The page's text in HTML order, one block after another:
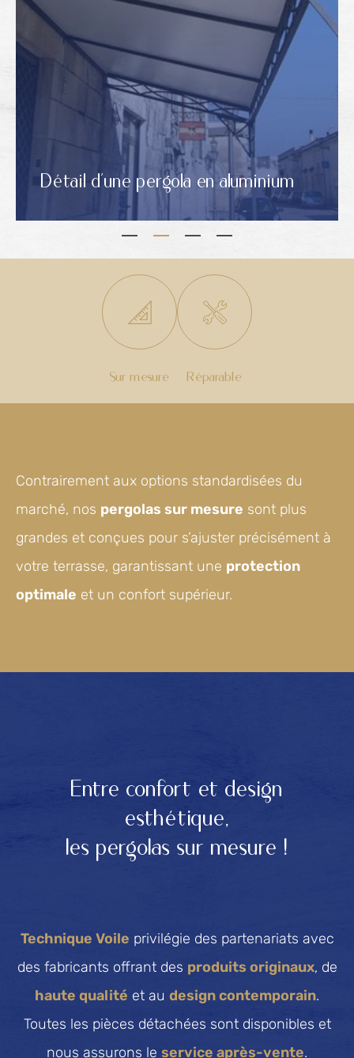
Aménagement d'un Pool House
Sur mesure Réparable
Contrairement aux options standardisées du
marché, nos pergolas sur mesure sont plus
grandes et conçues pour s’ajuster précisément à
votre terrasse, garantissant une protection
optimale et un confort supérieur.
Entre confort et design
esthétique,
les pergolas sur mesure !
Technique Voile privilégie des partenariats avec
des fabricants offrant des produits originaux, de
haute qualité et au design contemporain.
Toutes les pièces détachées sont disponibles et
nous assurons le service après-vente.